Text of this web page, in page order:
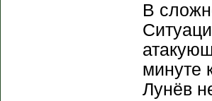
В
минуте
Лунёв